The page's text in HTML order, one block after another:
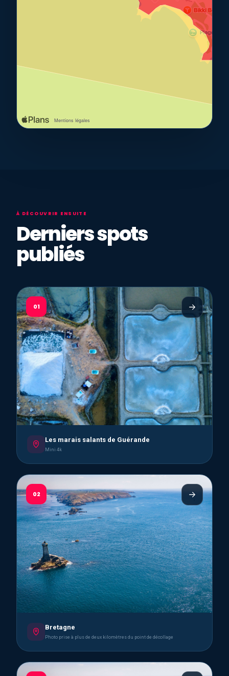
À DÉCOUVRIR ENSUITE
Derniers spots
publiés
01
Les marais salants de Guérande
Mini 4k
02
Bretagne
Photo prise à plus de deux kilomètres du point de décollage